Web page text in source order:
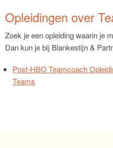
Opleidingen over
Zoek je een opleiding waarin je
Dan kun je bij Blankestijn &
Post-HBO Teamcoach
Teams